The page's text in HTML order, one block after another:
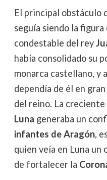
El principal obstáculo
seguía siendo la figura
condestable del rey
había consolidado su
monarca castellano, y
dependía de él en
del reino. La
Luna generaba un
infantes de Aragón,
quien veía en Luna un
de fortalecer la